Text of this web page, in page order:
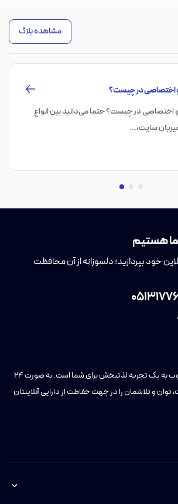
مشاهده بلاگ
اختصاصی در چیست؟
اختصاصی در چیست؟ حتما می‌دانید بین انواع
سایت،‌...
هستیم
خود بپردازید؛ دلسوزانه از آن محافظت
هدف ما، تبدیل میزبانی وب به یک تجربه لذتبخش برای شما است. به صورت ۲۴
و تلاشمان را در جهت حفاظت از دارایی آنلاینتان